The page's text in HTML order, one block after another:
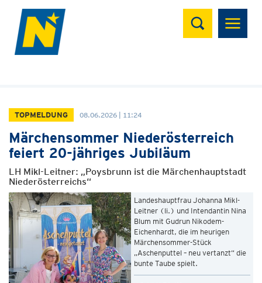
Suchen
TOPMELDUNG 08.06.2026 | 11:24
Märchensommer Niederösterreich
feiert 20-jähriges Jubiläum
LH Mikl-Leitner: „Poysbrunn ist die Märchenhauptstadt
Niederösterreichs“
Landeshauptfrau Johanna Mikl-
Leitner (li.) und Intendantin Nina
Blum mit Gudrun Nikodem-
Eichenhardt, die im heurigen
Märchensommer-Stück
„Aschenputtel – neu vertanzt“ die
bunte Taube spielt.